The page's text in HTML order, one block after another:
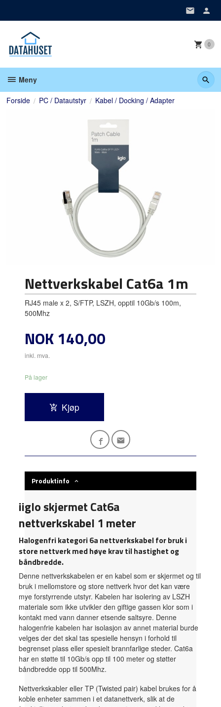
0
Meny
Forside PC / Datautstyr Kabel / Docking / Adapter
Nettverkskabel Cat6a 1m
RJ45 male x 2, S/FTP, LSZH, opptil 10Gb/s 100m,
500Mhz
Pris
NOK140,00
inkl. mva.
På lager
Kjøp
Produktinfo
iiglo skjermet Cat6a
nettverkskabel 1 meter
Halogenfri kategori 6a nettverkskabel for bruk i
store nettverk med høye krav til hastighet og
båndbredde.
Denne nettverkskabelen er en kabel som er skjermet og til
bruk i mellomstore og store nettverk hvor det kan være
mye forstyrrende utstyr. Kabelen har isolering av LSZH
materiale som ikke utvikler den giftige gassen klor som i
kontakt med vann danner etsende saltsyre. Denne
halogenfrie kabelen har isolasjon av annet material burde
velges der det skal tas spesielle hensyn i forhold til
begrenset plass eller spesielt brannfarlige steder. Cat6a
har en støtte til 10Gb/s opp til 100 meter og støtter
båndbredde opp til 500Mhz.
Nettverkskabler eller TP (Twisted pair) kabel brukes for å
koble enheter sammen i et datanettverk, slik at de